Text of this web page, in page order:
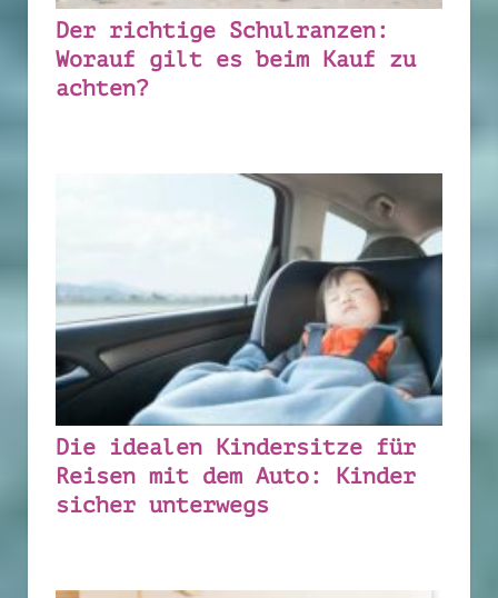
Der richtige Schulranzen:
Worauf gilt es beim Kauf zu
achten?
Die idealen Kindersitze für
Reisen mit dem Auto: Kinder
sicher unterwegs